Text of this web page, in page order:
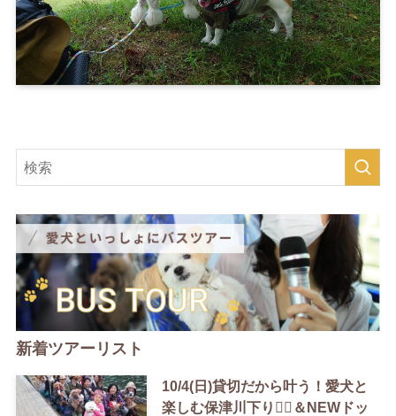
新着ツアーリスト
10/4(日)貸切だから叶う！愛犬と
楽しむ保津川下り🚣‍♀️＆NEWドッ